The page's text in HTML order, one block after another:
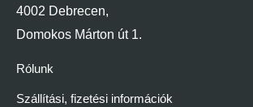
4002 Debrecen,
Domokos Márton út 1.
Rólunk
Szállítási, fizetési információk